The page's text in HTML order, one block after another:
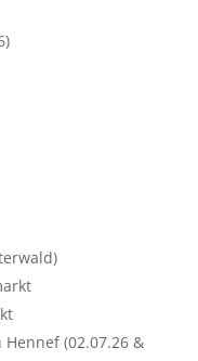
(02.07.26 &